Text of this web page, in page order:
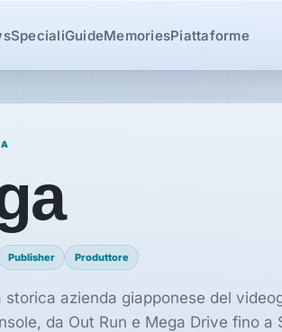
SpecialiGuideMemoriesPiattaforme
Publisher Produttore
storica azienda giapponese del
da Out Run e Mega Drive fino a